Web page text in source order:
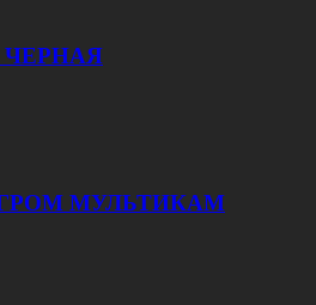
ЧЕРНАЯ
МУЛЬТИКАМ